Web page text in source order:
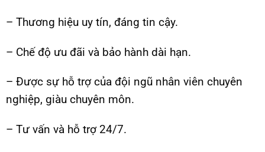
– Thương hiệu uy tín, đáng tin cậy.
– Chế độ ưu đãi và bảo hành dài hạn.
– Được sự hỗ trợ của đội ngũ nhân viên chuyên
nghiệp, giàu chuyên môn.
– Tư vấn và hỗ trợ 24/7.